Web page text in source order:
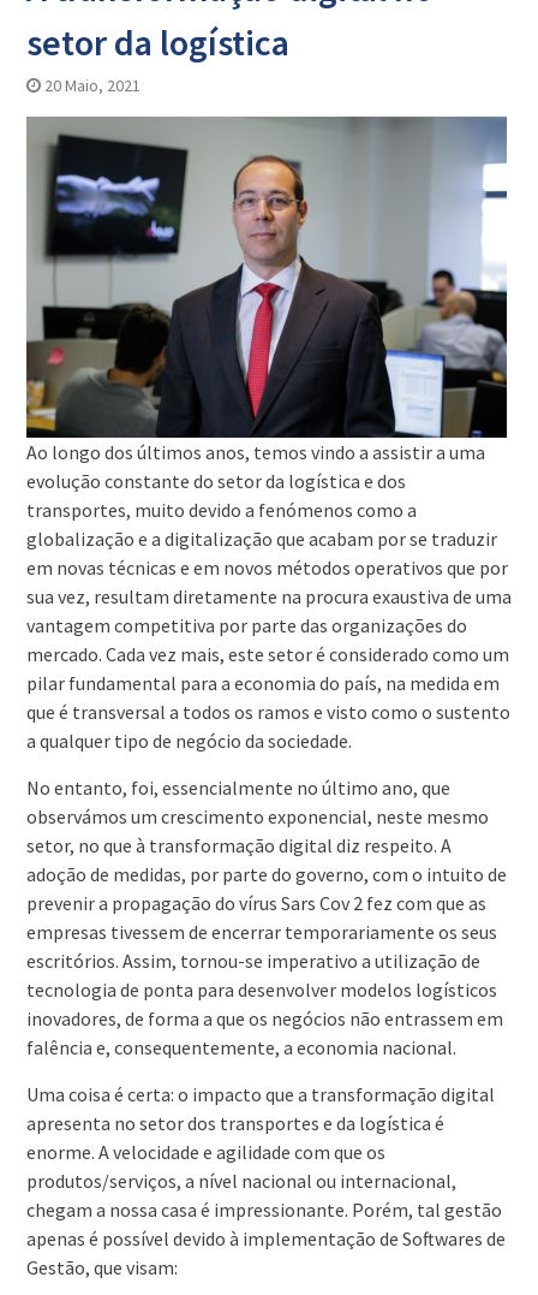
setor da logística
20 Maio, 2021
Ao longo dos últimos anos, temos vindo a assistir a uma
evolução constante do setor da logística e dos
transportes, muito devido a fenómenos como a
globalização e a digitalização que acabam por se traduzir
em novas técnicas e em novos métodos operativos que por
sua vez, resultam diretamente na procura exaustiva de uma
vantagem competitiva por parte das organizações do
mercado. Cada vez mais, este setor é considerado como um
pilar fundamental para a economia do país, na medida em
que é transversal a todos os ramos e visto como o sustento
a qualquer tipo de negócio da sociedade.
No entanto, foi, essencialmente no último ano, que
observámos um crescimento exponencial, neste mesmo
setor, no que à transformação digital diz respeito. A
adoção de medidas, por parte do governo, com o intuito de
prevenir a propagação do vírus Sars Cov 2 fez com que as
empresas tivessem de encerrar temporariamente os seus
escritórios. Assim, tornou-se imperativo a utilização de
tecnologia de ponta para desenvolver modelos logísticos
inovadores, de forma a que os negócios não entrassem em
falência e, consequentemente, a economia nacional.
Uma coisa é certa: o impacto que a transformação digital
apresenta no setor dos transportes e da logística é
enorme. A velocidade e agilidade com que os
produtos/serviços, a nível nacional ou internacional,
chegam a nossa casa é impressionante. Porém, tal gestão
apenas é possível devido à implementação de Softwares de
Gestão, que visam: